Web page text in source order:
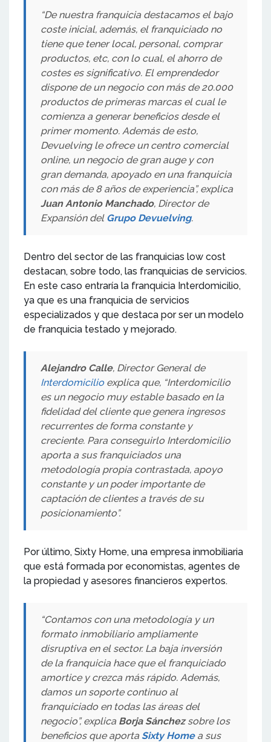
“De nuestra franquicia destacamos el bajo
coste inicial, además, el franquiciado no
tiene que tener local, personal, comprar
productos, etc, con lo cual, el ahorro de
costes es significativo. El emprendedor
dispone de un negocio con más de 20.000
productos de primeras marcas el cual le
comienza a generar beneficios desde el
primer momento. Además de esto,
Devuelving le ofrece un centro comercial
online, un negocio de gran auge y con
gran demanda, apoyado en una franquicia
con más de 8 años de experiencia”, explica
Juan Antonio Manchado, Director de
Expansión del Grupo Devuelving.
Dentro del sector de las franquicias low cost
destacan, sobre todo, las franquicias de servicios.
En este caso entraría la franquicia Interdomicilio,
ya que es una franquicia de servicios
especializados y que destaca por ser un modelo
de franquicia testado y mejorado.
Alejandro Calle, Director General de
Interdomicilio explica que, “Interdomicilio
es un negocio muy estable basado en la
fidelidad del cliente que genera ingresos
recurrentes de forma constante y
creciente. Para conseguirlo Interdomicilio
aporta a sus franquiciados una
metodología propia contrastada, apoyo
constante y un poder importante de
captación de clientes a través de su
posicionamiento”.
Por último, Sixty Home, una empresa inmobiliaria
que está formada por economistas, agentes de
la propiedad y asesores financieros expertos.
“Contamos con una metodología y un
formato inmobiliario ampliamente
disruptiva en el sector. La baja inversión
de la franquicia hace que el franquiciado
amortice y crezca más rápido. Además,
damos un soporte continuo al
franquiciado en todas las áreas del
negocio”, explica Borja Sánchezsobre los
beneficios que aporta Sixty Home a sus